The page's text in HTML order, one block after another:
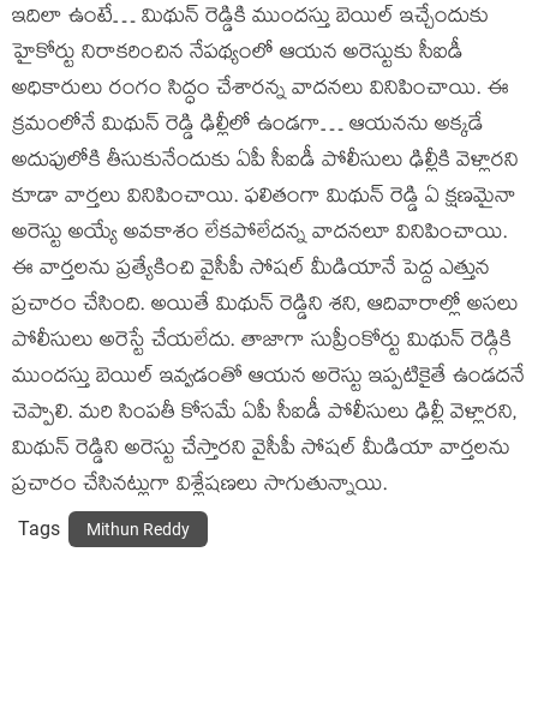
ఇదిలా ఉంటే… మిథున్ రెడ్డికి ముందస్తు బెయిల్ ఇచ్చేందుకు
హైకోర్టు నిరాకరించిన నేపథ్యంలో ఆయన అరెస్టుకు సీఐడీ
అధికారులు రంగం సిద్ధం చేశారన్న వాదనలు వినిపించాయి. ఈ
క్రమంలోనే మిథున్ రెడ్డి ఢిల్లీలో ఉండగా… ఆయనను అక్కడే
అదుపులోకి తీసుకునేందుకు ఏపీ సీఐడీ పోలీసులు ఢిల్లీకి వెళ్లారని
కూడా వార్తలు వినిపించాయి. ఫలితంగా మిథున్ రెడ్డి ఏ క్షణమైనా
అరెస్టు అయ్యే అవకాశం లేకపోలేదన్న వాదనలూ వినిపించాయి.
ఈ వార్తలను ప్రత్యేకించి వైసీపీ సోషల్ మీడియానే పెద్ద ఎత్తున
ప్రచారం చేసింది. అయితే మిథున్ రెడ్డిని శని, ఆదివారాల్లో అసలు
పోలీసులు అరెస్టే చేయలేదు. తాజాగా సుప్రీంకోర్టు మిథున్ రెడ్గికి
ముందస్తు బెయిల్ ఇవ్వడంతో ఆయన అరెస్టు ఇప్పటికైతే ఉండదనే
చెప్పాలి. మరి సింపతీ కోసమే ఏపీ సీఐడీ పోలీసులు ఢిల్లీ వెళ్లారని,
మిథున్ రెడ్డిని అరెస్టు చేస్తారని వైసీపీ సోషల్ మీడియా వార్తలను
ప్రచారం చేసినట్లుగా విశ్లేషణలు సాగుతున్నాయి.
Tags Mithun Reddy